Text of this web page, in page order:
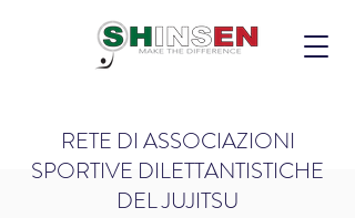
RETE DI ASSOCIAZIONI
SPORTIVE DILETTANTISTICHE
DEL JUJITSU